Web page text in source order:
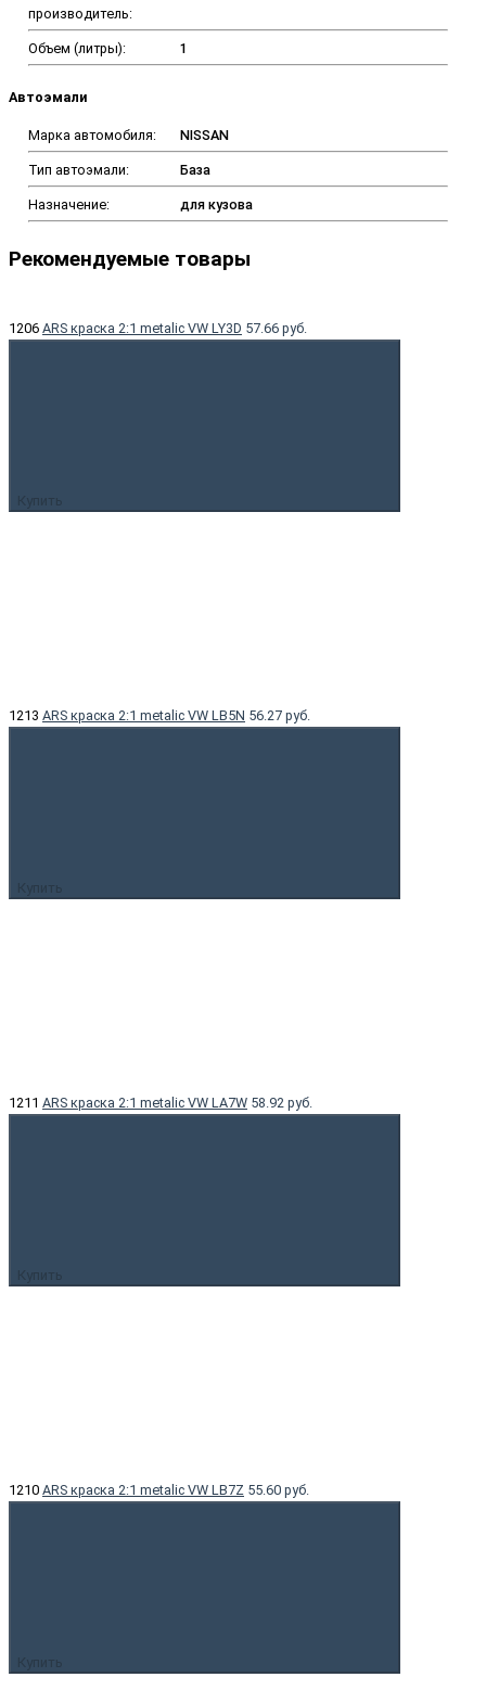
производитель:
Объем (литры): 1
Автоэмали
Марка автомобиля: NISSAN
Тип автоэмали: База
Назначение: для кузова
Рекомендуемые товары
1206 ARS краска 2:1 metalic VW LY3D 57.66 руб.
Купить
1213 ARS краска 2:1 metalic VW LB5N 56.27 руб.
Купить
1211 ARS краска 2:1 metalic VW LA7W 58.92 руб.
Купить
1210 ARS краска 2:1 metalic VW LB7Z 55.60 руб.
Купить